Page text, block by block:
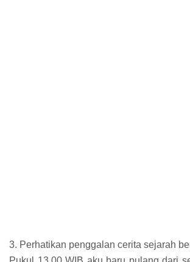
3. Perhatikan penggalan cerita sejarah